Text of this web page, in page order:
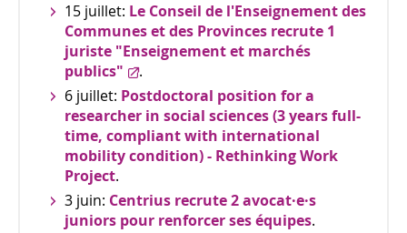
15 juillet: Le Conseil de l'Enseignement des
Communes et des Provinces recrute 1
juriste "Enseignement et marchés
publics"
.
6 juillet: Postdoctoral position for a
researcher in social sciences (3 years full-
time, compliant with international
mobility condition) - Rethinking Work
Project.
3 juin: Centrius recrute 2 avocat·e·s
juniors pour renforcer ses équipes.